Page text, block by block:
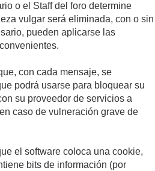
o el Staff del foro determine
vulgar será eliminada, con o sin
pueden aplicarse las
con cada mensaje, se
podrá usarse para bloquear su
su proveedor de servicios a
caso de vulneración grave de
el software coloca una cookie,
bits de información (por